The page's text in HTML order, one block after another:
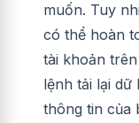
muốn. Tuy
có thể hoàn
tài khoản
lệnh tải lại dữ
thông tin của